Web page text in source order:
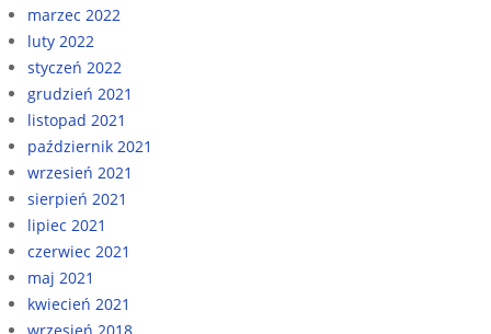
marzec 2022
luty 2022
styczeń 2022
grudzień 2021
listopad 2021
październik 2021
wrzesień 2021
sierpień 2021
lipiec 2021
czerwiec 2021
maj 2021
kwiecień 2021